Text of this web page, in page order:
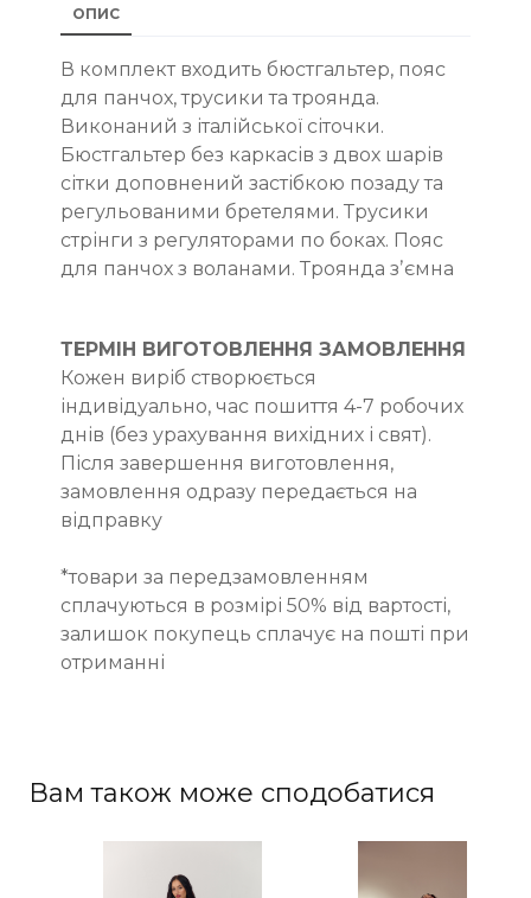
ОПИС
В комплект входить бюстгальтер, пояс
для панчох, трусики та троянда.
Виконаний з італійської сіточки.
Бюстгальтер без каркасів з двох шарів
сітки доповнений застібкою позаду та
регульованими бретелями. Трусики
стрінги з регуляторами по боках. Пояс
для панчох з воланами. Троянда зʼємна
ТЕРМІН ВИГОТОВЛЕННЯ ЗАМОВЛЕННЯ
Кожен виріб створюється
індивідуально, час пошиття 4-7 робочих
днів (без урахування вихідних і свят).
Після завершення виготовлення,
замовлення одразу передається на
відправку
*товари за передзамовленням
сплачуються в розмірі 50% від вартості,
залишок покупець сплачує на пошті при
отриманні
Вам також може сподобатися